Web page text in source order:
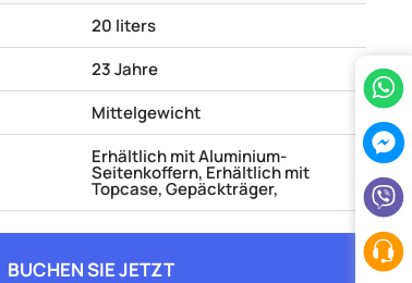
20 liters
23 Jahre
Mittelgewicht
Erhältlich mit Aluminium-
Seitenkoffern, Erhältlich mit
Topcase, Gepäckträger,
BUCHEN SIE JETZT